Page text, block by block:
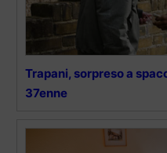
Trapani, sorpreso a
37enne